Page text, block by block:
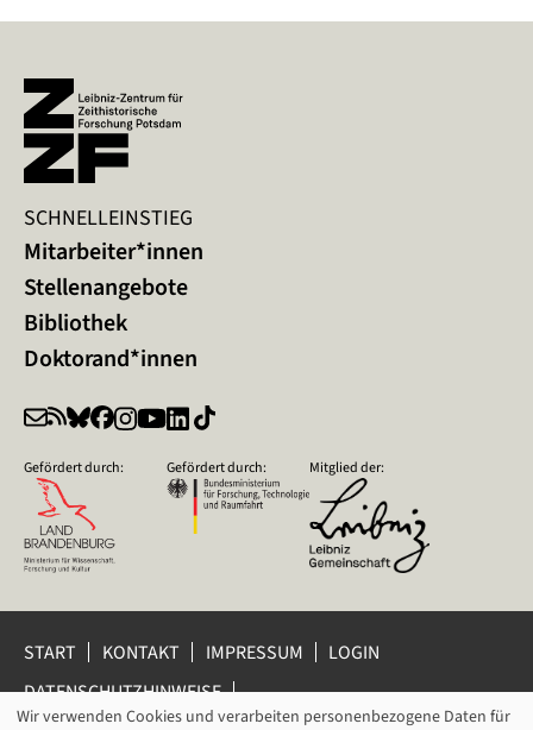
SCHNELLEINSTIEG
Mitarbeiter*innen
Stellenangebote
Bibliothek
Doktorand*innen
Gefördert durch: Gefördert durch: Mitglied der:
START KONTAKT IMPRESSUM
LOGIN
DATENSCHUTZHINWEISE
DATENSCHUTZ-EINSTELLUNGEN
Wir verwenden Cookies und verarbeiten personenbezogene Daten für